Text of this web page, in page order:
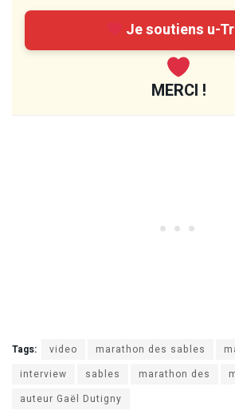
Je soutiens u-
MERCI !
Tags: video marathon des sables
interview
sables marathon des
auteur Gaël Dutigny